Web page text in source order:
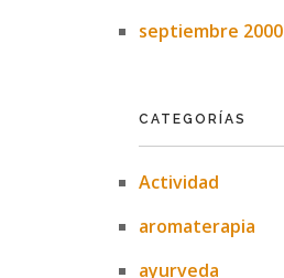
septiembre 2000
CATEGORÍAS
Actividad
aromaterapia
ayurveda